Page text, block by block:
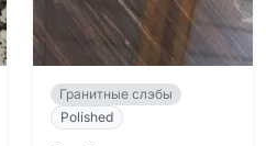
Гранитные слэбы
Polished